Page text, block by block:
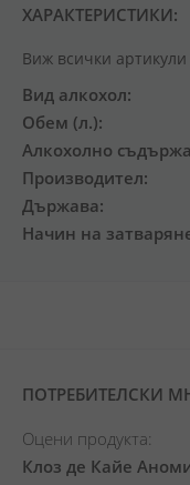
ХАРАКТЕРИСТИКИ:
Виж всички артикули
Вид алкохол
Обем (л.)
Алкохолно
Производител
Държава
Начин на
ПОТРЕБИТЕЛСКИ
Оцени продукта:
Клоз де Кайе